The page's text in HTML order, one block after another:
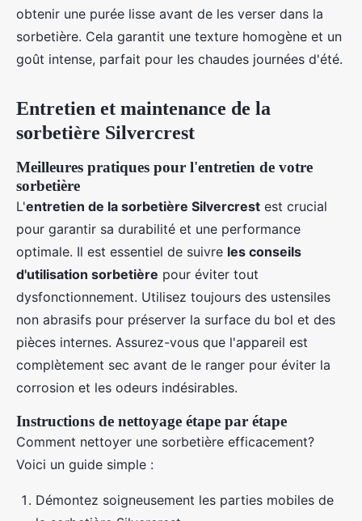
obtenir une purée lisse avant de les verser dans la
sorbetière. Cela garantit une texture homogène et un
goût intense, parfait pour les chaudes journées d'été.
Entretien et maintenance de la
sorbetière Silvercrest
Meilleures pratiques pour l'entretien de votre
sorbetière
L'entretien de la sorbetière Silvercrest est crucial
pour garantir sa durabilité et une performance
optimale. Il est essentiel de suivre les conseils
d'utilisation sorbetière pour éviter tout
dysfonctionnement. Utilisez toujours des ustensiles
non abrasifs pour préserver la surface du bol et des
pièces internes. Assurez-vous que l'appareil est
complètement sec avant de le ranger pour éviter la
corrosion et les odeurs indésirables.
Instructions de nettoyage étape par étape
Comment nettoyer une sorbetière efficacement?
Voici un guide simple :
Démontez soigneusement les parties mobiles de